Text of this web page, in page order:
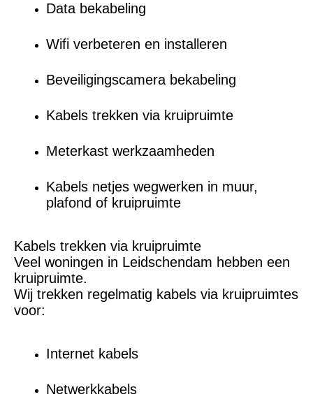
Data bekabeling
Wifi verbeteren en installeren
Beveiligingscamera bekabeling
Kabels trekken via kruipruimte
Meterkast werkzaamheden
Kabels netjes wegwerken in muur,
plafond of kruipruimte
Kabels trekken via kruipruimte
Veel woningen in Leidschendam hebben een
kruipruimte.
Wij trekken regelmatig kabels via kruipruimtes
voor:
Internet kabels
Netwerkkabels